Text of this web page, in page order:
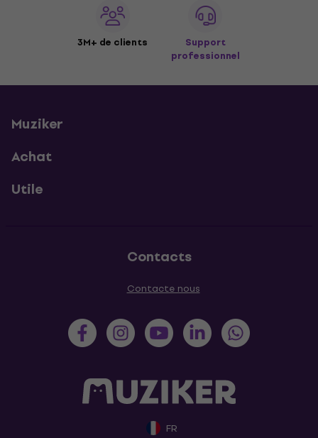
3M+ de clients
Support
professionnel
Muziker
Achat
Utile
Contacts
Contacte nous
FR